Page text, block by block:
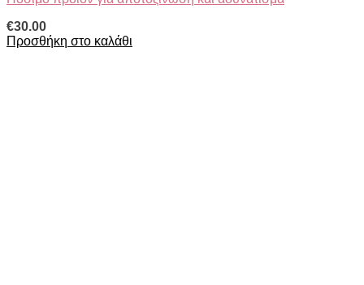
€30.00
Προσθήκη στο καλάθι